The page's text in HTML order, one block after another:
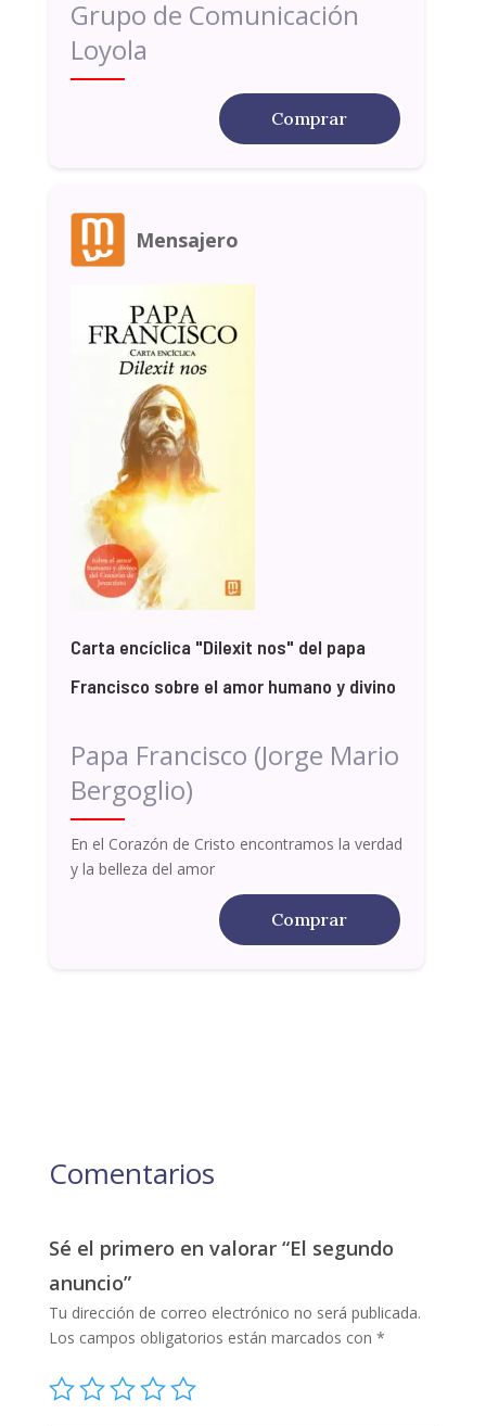
Grupo de Comunicación
Loyola
Comprar
Mensajero
Carta encíclica "Dilexit nos" del papa
Francisco sobre el amor humano y divino
Papa Francisco (Jorge Mario
Bergoglio)
En el Corazón de Cristo encontramos la verdad
y la belleza del amor
Comprar
Comentarios
Sé el primero en valorar “El segundo
anuncio”
Tu dirección de correo electrónico no será publicada.
Los campos obligatorios están marcados con *